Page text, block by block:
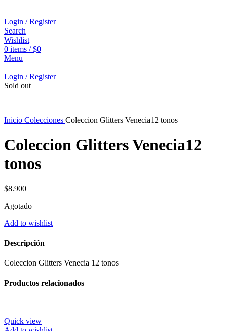
Login / Register
Search
Wishlist
0 items / $0
Menu
Login / Register
Sold out
Inicio Colecciones Coleccion Glitters Venecia12 tonos
Coleccion Glitters Venecia12
tonos
$8.900
Agotado
Add to wishlist
Descripción
Coleccion Glitters Venecia 12 tonos
Productos relacionados
Quick view